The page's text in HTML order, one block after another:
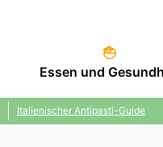
Essen und
Italienischer Antipasti-Guide